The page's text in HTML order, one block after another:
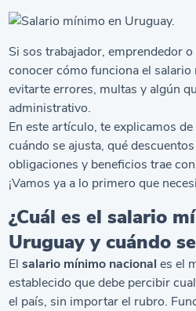
Si sos trabajador, emprendedor
conocer cómo funciona el
evitarte errores, multas y algún
administrativo.
En este artículo, te explicamos
cuándo se ajusta, qué
obligaciones y beneficios trae
¡Vamos ya a lo primero que
¿Cuál es el salario
Uruguay y cuándo
Elsalario mínimo nacional es el
establecido que debe percibir
el país, sin importar el rubro.